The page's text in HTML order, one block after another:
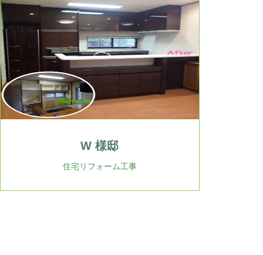
W 様邸
住宅リフォーム工事